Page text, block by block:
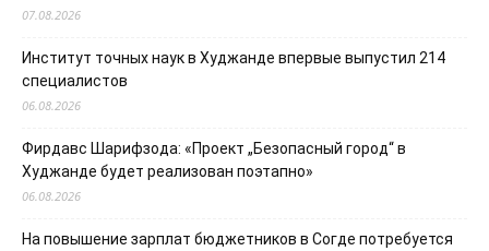
07.08.2026
Институт точных наук в Худжанде впервые выпустил 214
специалистов
06.08.2026
Фирдавс Шарифзода: «Проект „Безопасный город“ в
Худжанде будет реализован поэтапно»
06.08.2026
На повышение зарплат бюджетников в Согде потребуется